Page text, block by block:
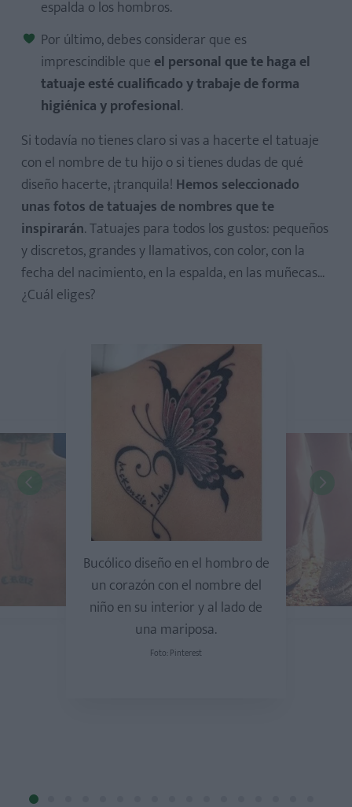
espalda o los hombros.
Por último, debes considerar que es
imprescindible que el personal que te haga el
tatuaje esté cualificado y trabaje de forma
higiénica y profesional.
Si todavía no tienes claro si vas a hacerte el tatuaje
con el nombre de tu hijo o si tienes dudas de qué
diseño hacerte, ¡tranquila! Hemos seleccionado
unas fotos de tatuajes de nombres que te
inspirarán. Tatuajes para todos los gustos: pequeños
y discretos, grandes y llamativos, con color, con la
fecha del nacimiento, en la espalda, en las muñecas...
¿Cuál eliges?
Bucólico diseño en el hombro de
un corazón con el nombre del
niño en su interior y al lado de
una mariposa.
Foto: Pinterest